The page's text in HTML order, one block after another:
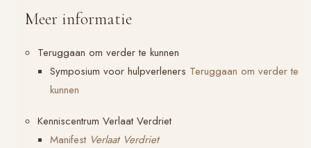
Meer informatie
Teruggaan om verder te kunnen
Symposium voor hulpverleners Teruggaan om verder te
kunnen
Kenniscentrum Verlaat Verdriet
Manifest Verlaat Verdriet